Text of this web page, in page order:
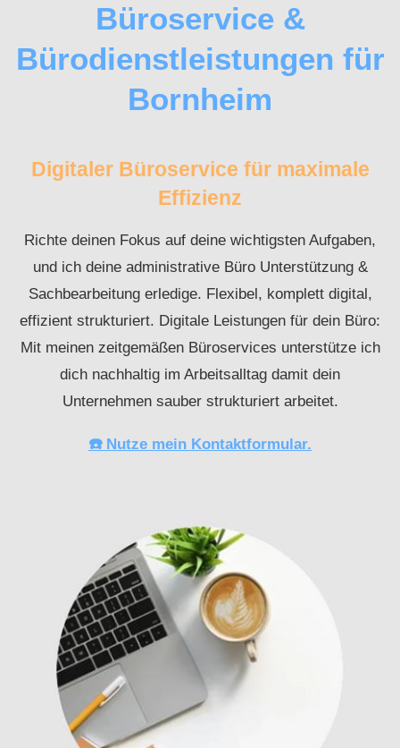
Büroservice &
Bürodienstleistungen für
Bornheim
Digitaler Büroservice für maximale
Effizienz
Richte deinen Fokus auf deine wichtigsten Aufgaben,
und ich deine administrative Büro Unterstützung &
Sachbearbeitung erledige. Flexibel, komplett digital,
effizient strukturiert. Digitale Leistungen für dein Büro:
Mit meinen zeitgemäßen Büroservices unterstütze ich
dich nachhaltig im Arbeitsalltag damit dein
Unternehmen sauber strukturiert arbeitet.
☎️ Nutze mein Kontaktformular.